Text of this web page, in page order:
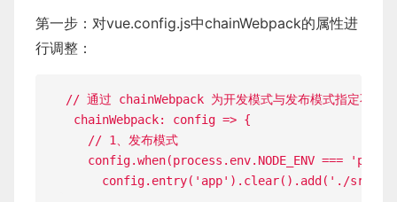
第一步：对vue.config.js中chainWebpack的属性进
行调整：
// 通过 chainWebpack 为开发模式与发布模式指定不同
chainWebpack: config => {
// 1、发布模式
    config
.when(process . env. NODE_ENV ===
      config
. entry( 'app' ) . clear( ) . add ( './src/